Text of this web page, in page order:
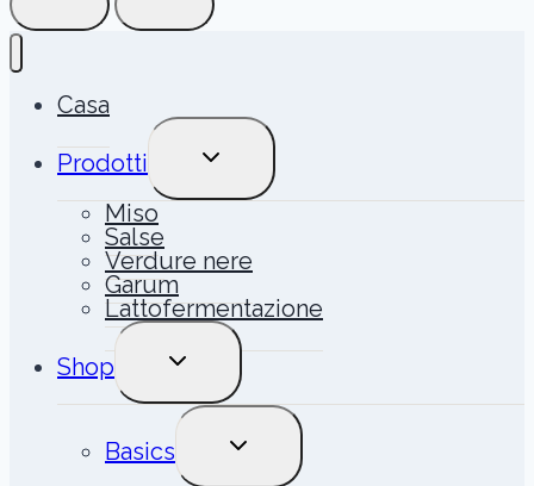
Casa
Prodotti
ALTERNA
MENU
Miso
Salse
Verdure nere
Garum
Lattofermentazione
Shop
ALTERNA
MENU
Basics
ALTERNA
MENU